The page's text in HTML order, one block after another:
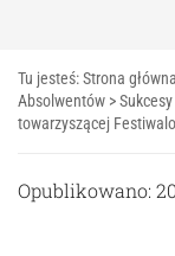
Tu jesteś:Strona główna
Absolwentów >
towarzyszącej
Opublikowano: